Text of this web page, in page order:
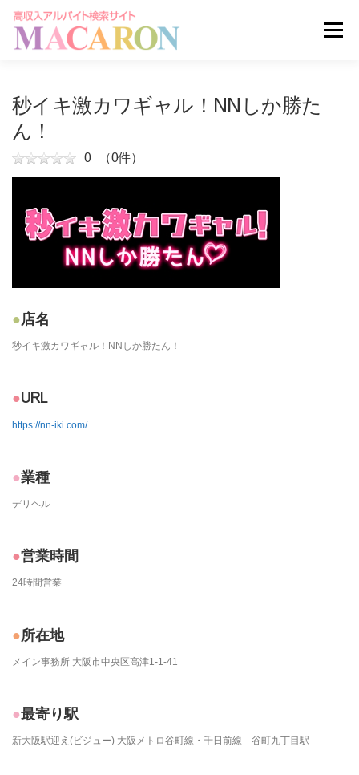
メニュー
掲載申し込みはこちら
秒イキ激カワギャル！NNしか勝た
ん！
0 （0件）
店名
秒イキ激カワギャル！NNしか勝たん！
URL
https://nn-iki.com/
業種
デリヘル
営業時間
24時間営業
所在地
メイン事務所 大阪市中央区高津1-1-41
最寄り駅
新大阪駅迎え(ビジュー) 大阪メトロ谷町線・千日前線 谷町九丁目駅